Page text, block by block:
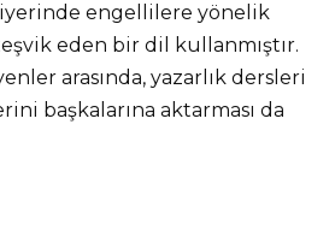
engellilere yönelik
eden bir dil kullanmıştır.
arasında, yazarlık dersleri
başkalarına aktarması da